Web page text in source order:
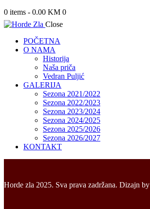
0 items - 0.00 KM 0
Close
POČETNA
O NAMA
Historija
Naša priča
Vedran Puljić
GALERIJA
Sezona 2021/2022
Sezona 2022/2023
Sezona 2023/2024
Sezona 2024/2025
Sezona 2025/2026
Sezona 2026/2027
KONTAKT
Horde zla 2025. Sva prava zadržana. Dizajn by